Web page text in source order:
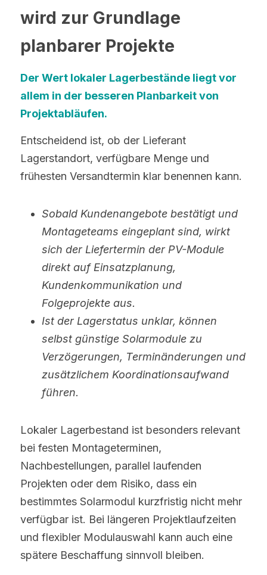
wird zur Grundlage
planbarer Projekte
Der Wert lokaler Lagerbestände liegt vor
allem in der besseren Planbarkeit von
Projektabläufen.
Entscheidend ist, ob der Lieferant
Lagerstandort, verfügbare Menge und
frühesten Versandtermin klar benennen kann.
Sobald Kundenangebote bestätigt und
Montageteams eingeplant sind, wirkt
sich der Liefertermin der PV-Module
direkt auf Einsatzplanung,
Kundenkommunikation und
Folgeprojekte aus.
Ist der Lagerstatus unklar, können
selbst günstige Solarmodule zu
Verzögerungen, Terminänderungen und
zusätzlichem Koordinationsaufwand
führen.
Lokaler Lagerbestand ist besonders relevant
bei festen Montageterminen,
Nachbestellungen, parallel laufenden
Projekten oder dem Risiko, dass ein
bestimmtes Solarmodul kurzfristig nicht mehr
verfügbar ist. Bei längeren Projektlaufzeiten
und flexibler Modulauswahl kann auch eine
spätere Beschaffung sinnvoll bleiben.